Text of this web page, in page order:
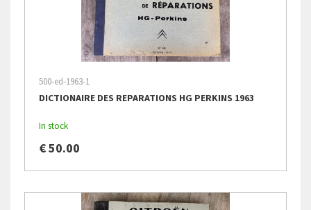
500-ed-1963-1
DICTIONAIRE DES REPARATIONS HG PERKINS 1963
In stock
€ 50.00